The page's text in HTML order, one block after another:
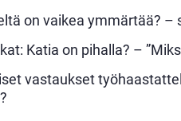
on vaikea ymmärtää? –
Katia on pihalla? –
vastaukset